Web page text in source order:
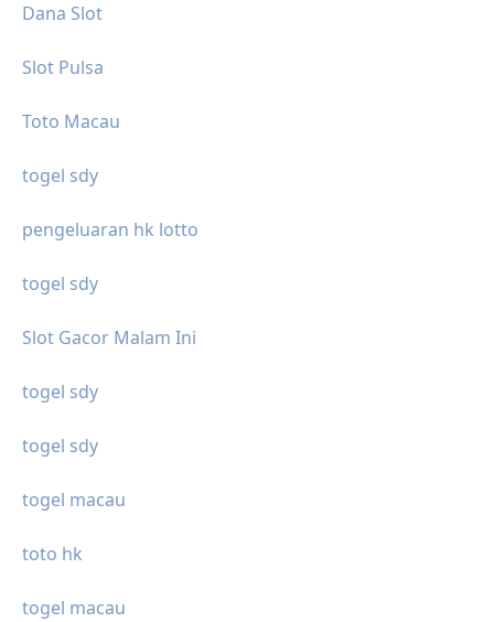
Dana Slot
Slot Pulsa
Toto Macau
togel sdy
pengeluaran hk lotto
togel sdy
Slot Gacor Malam Ini
togel sdy
togel sdy
togel macau
toto hk
togel macau